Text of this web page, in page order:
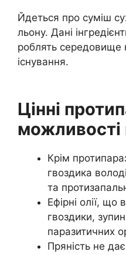
Йдеться про суміш
льону. Дані
роблять середовище
існування.
Цінні
можливості
Крім
гвоздика
та
Ефірні олії, що
гвоздики,
паразитичних
Пряність не